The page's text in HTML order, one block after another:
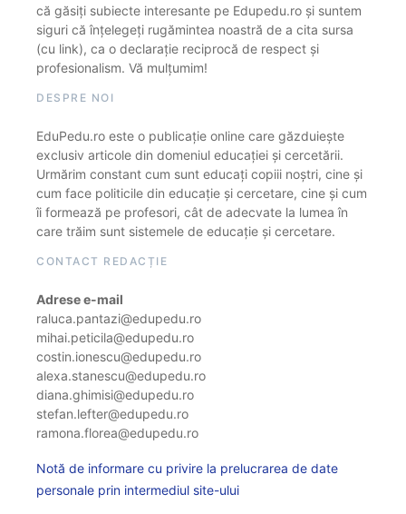
că găsiți subiecte interesante pe Edupedu.ro și suntem
siguri că înțelegeți rugămintea noastră de a cita sursa
(cu link), ca o declarație reciprocă de respect și
profesionalism. Vă mulțumim!
DESPRE NOI
EduPedu.ro este o publicație online care găzduiește
exclusiv articole din domeniul educației și cercetării.
Urmărim constant cum sunt educați copiii noștri, cine și
cum face politicile din educație și cercetare, cine și cum
îi formează pe profesori, cât de adecvate la lumea în
care trăim sunt sistemele de educație și cercetare.
CONTACT REDACȚIE
Adrese e-mail
raluca.pantazi@edupedu.ro
mihai.peticila@edupedu.ro
costin.ionescu@edupedu.ro
alexa.stanescu@edupedu.ro
diana.ghimisi@edupedu.ro
stefan.lefter@edupedu.ro
ramona.florea@edupedu.ro
Notă de informare cu privire la prelucrarea de date
personale prin intermediul site-ului